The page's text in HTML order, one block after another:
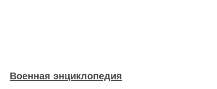
Военная энциклопедия